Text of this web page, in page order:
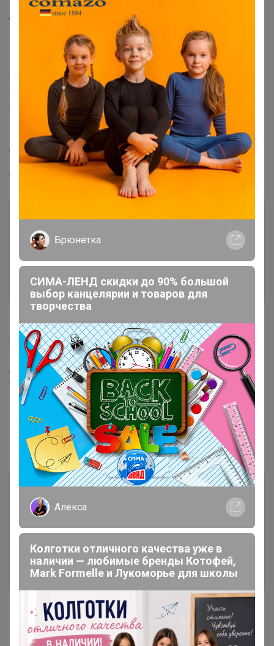
под статусом заказа, чтобы перейти на сайт выбранной
ТК и отследить посылку по указанному треку.
Вы можете объединить несколько выкупов в одну
посылку для снижения стоимости доставки. Для этого
заранее предупредите сотрудника об объединении
заказов и ознакомьтесь с условиями отправки в
соответствующих темах:
Почта России
ТК СДЭК
ТК Яндекс Доставка
"В центре раздач"- в центре раздач Ваш заказ
ожидает получения. Срок хранения заказов с момента
поступления 30 дней, включая все календарные
дни. Исключения, товары, требующие холодильного
оборудования или скоропортящиеся товары: срок
хранения 3 дня. Подробнеев разделе "Тариф"
Информация о сроке хранения заказа доступна в
вашей корзине, в разделе "Раздача", а также
непосредственно в деталях самого заказа.
Изменение пункта выдачи
Брюнетка
СИМА-ЛЕНД скидки до 90% большой
выбор канцелярии и товаров для
творчества
Алекса
Колготки отличного качества уже в
наличии — любимые бренды Котофей,
Mark Formelle и Лукоморье для школы